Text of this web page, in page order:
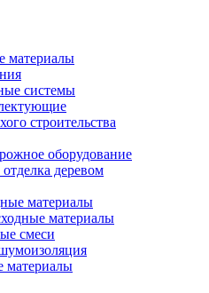
материалы
системы
строительства
оборудование
деревом
материалы
материалы
смеси
материалы